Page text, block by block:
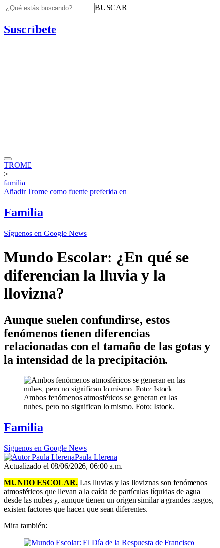
BUSCAR
Suscríbete
TROME
>
familia
AñadirTrome como fuente preferida en
Familia
Síguenos en Google News
Mundo Escolar: ¿En qué se
diferencian la lluvia y la
llovizna?
Aunque suelen confundirse, estos
fenómenos tienen diferencias
relacionadas con el tamaño de las gotas y
la intensidad de la precipitación.
Ambos fenómenos atmosféricos se generan en las
nubes, pero no significan lo mismo. Foto: Istock.
Familia
Síguenos en Google News
Paula Llerena
Actualizado el 08/06/2026, 06:00 a.m.
MUNDO ESCOLAR. Las lluvias y las lloviznas son fenómenos
atmosféricos que llevan a la caída de partículas líquidas de agua
desde las nubes y, aunque tienen un origen similar a grandes rasgos,
existen factores que hacen que sean diferentes.
Mira también: